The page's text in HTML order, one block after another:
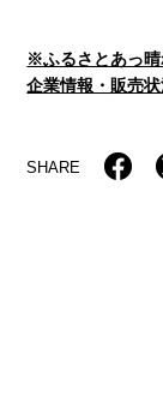
※ふるさとあっ晴
企業情報・販売
SHARE